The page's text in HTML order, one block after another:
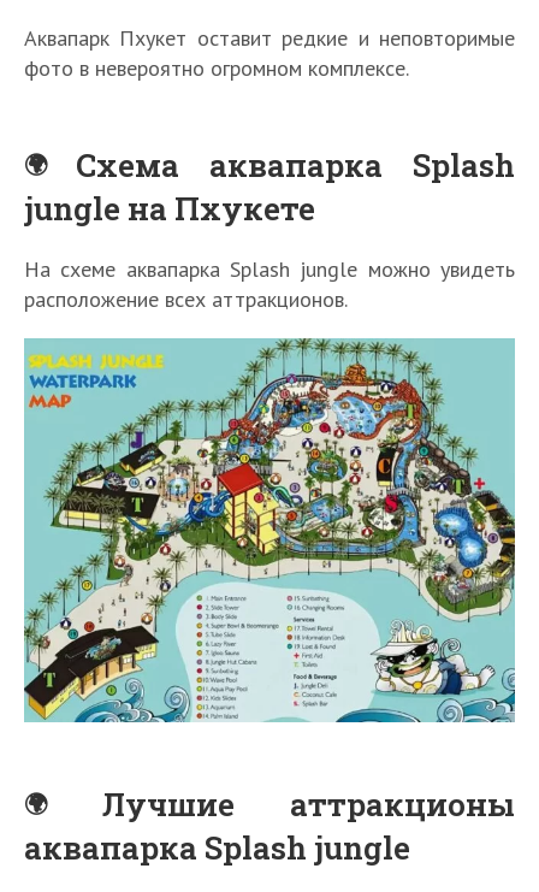
Аквапарк Пхукет оставит редкие и неповторимые
фото в невероятно огромном комплексе.
Схема аквапарка Splash
jungle на Пхукете
На схеме аквапарка Splash jungle можно увидеть
расположение всех аттракционов.
Лучшие аттракционы
аквапарка Splash jungle